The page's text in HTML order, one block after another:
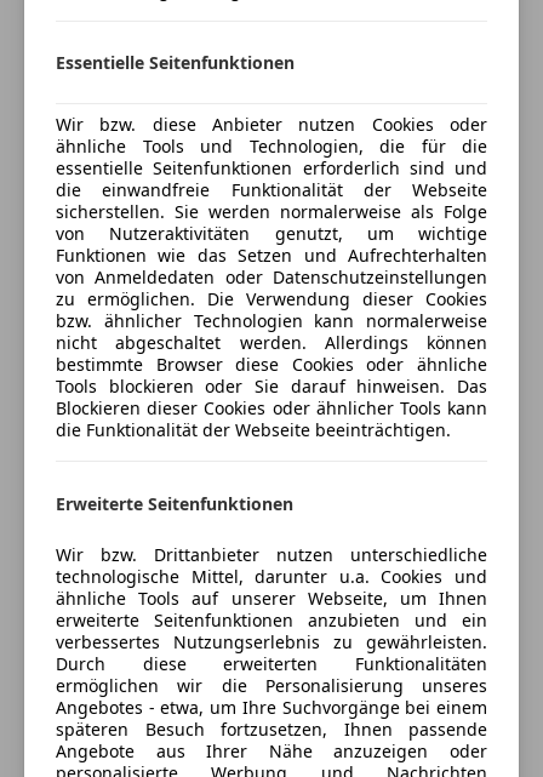
✔️ Klimaanlage
✔️ Differentialöl erneuert
✔️ Neue Frontscheinwerfer
Zustand
✔️ Technisch guter, gepflegter Zustand
✔️ Altersbedingte Gebrauchsspuren
✔️ Kleine Roststellen
✔️ Mehrere Steinschläge in der Frontscheibe
✔️ Leichtes Relief einer früheren Firmenaufschrift
Mehr anzeigen
Versicherung
Kfz-Versicherung
Versicherungsschutz an Ihre Bedürfnisse
anpassen
Freischaden-Gutschein ab Stufe 0
Jetzt berechnen
Verkäufer Privat
3823 Weikertschlag an der Thaya, AT
Kontakt
Essentielle Seitenfunktionen
Wir bzw. diese Anbieter nutzen Cookies oder
ähnliche Tools und Technologien, die für die
essentielle Seitenfunktionen erforderlich sind und
die einwandfreie Funktionalität der Webseite
sicherstellen. Sie werden normalerweise als Folge
von Nutzeraktivitäten genutzt, um wichtige
Funktionen wie das Setzen und Aufrechterhalten
von Anmeldedaten oder Datenschutzeinstellungen
zu ermöglichen. Die Verwendung dieser Cookies
bzw. ähnlicher Technologien kann normalerweise
nicht abgeschaltet werden. Allerdings können
bestimmte Browser diese Cookies oder ähnliche
Tools blockieren oder Sie darauf hinweisen. Das
Blockieren dieser Cookies oder ähnlicher Tools kann
die Funktionalität der Webseite beeinträchtigen.
Erweiterte Seitenfunktionen
Wir bzw. Drittanbieter nutzen unterschiedliche
technologische Mittel, darunter u.a. Cookies und
ähnliche Tools auf unserer Webseite, um Ihnen
erweiterte Seitenfunktionen anzubieten und ein
verbessertes Nutzungserlebnis zu gewährleisten.
Durch diese erweiterten Funktionalitäten
ermöglichen wir die Personalisierung unseres
Angebotes - etwa, um Ihre Suchvorgänge bei einem
späteren Besuch fortzusetzen, Ihnen passende
Angebote aus Ihrer Nähe anzuzeigen oder